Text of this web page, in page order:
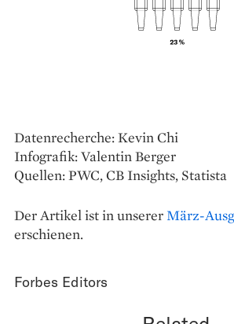
Datenrecherche: Kevin Chi
Infografik: Valentin Berger
Quellen: PWC, CB Insights, Statista
Der Artikel ist in unserer März-
erschienen.
Forbes Editors